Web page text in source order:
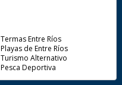
Termas Entre Ríos
Playas de Entre Ríos
Turismo Alternativo
Pesca Deportiva